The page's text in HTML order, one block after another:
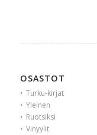
OSASTOT
Turku-kirjat
Yleinen
Ruotsiksi
Vinyylit